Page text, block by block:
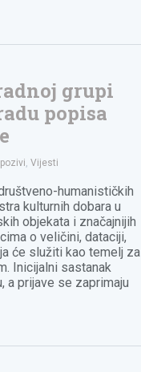
grupi
popisa
,Vijesti
humanističkih
kulturnih dobara u
objekata i značajnijih
o veličini, dataciji,
će služiti kao temelj za
Inicijalni sastanak
a prijave se zaprimaju